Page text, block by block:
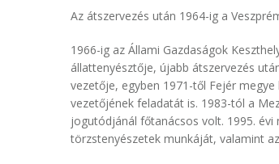
Az átszervezés után 1964-ig a
1966-ig az Állami Gazdaságok
állattenyésztője, újabb átszervezés
vezetője, egyben 1971-től Fejér
vezetőjének feladatát is. 1983-tól a
jogutódjánál főtanácsos volt. 1995.
törzstenyészetek munkáját, valamint